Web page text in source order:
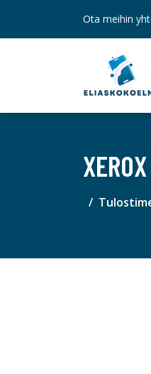
Ota meihin